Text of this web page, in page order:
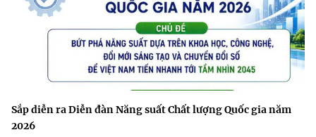
Sắp diễn ra Diễn đàn Năng suất Chất lượng Quốc gia năm
2026